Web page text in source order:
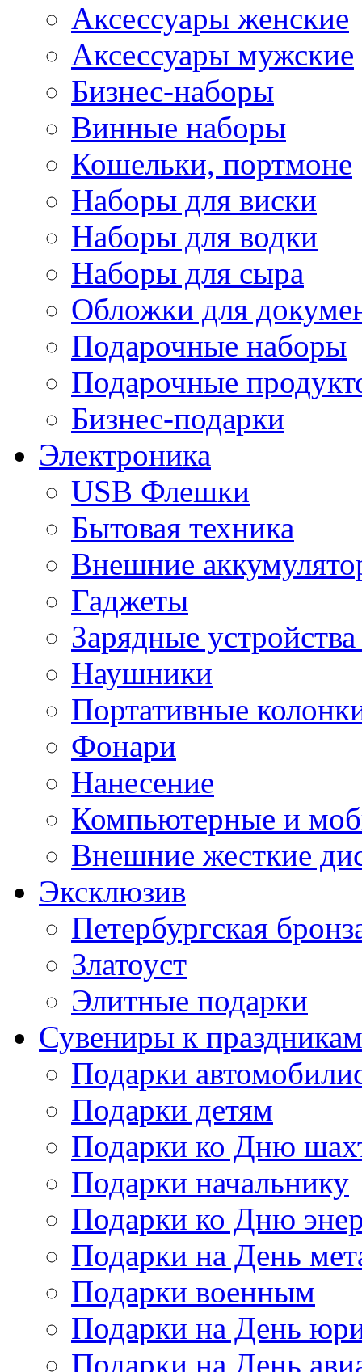
Аксессуары женские
Аксессуары мужские
Бизнес-наборы
Винные наборы
Кошельки, портмоне
Наборы для виски
Наборы для водки
Наборы для сыра
Обложки для
Подарочные наборы
Подарочные
Бизнес-подарки
Электроника
USB Флешки
Бытовая техника
Внешние
Гаджеты
Зарядные
Наушники
Портативные
Фонари
Нанесение
Компьютерные и
Внешние жесткие
Эксклюзив
Петербургская
Златоуст
Элитные подарки
Сувениры к праздникам
Подарки
Подарки детям
Подарки ко Дню
Подарки начальнику
Подарки ко Дню
Подарки на День
Подарки военным
Подарки на День
Подарки на День